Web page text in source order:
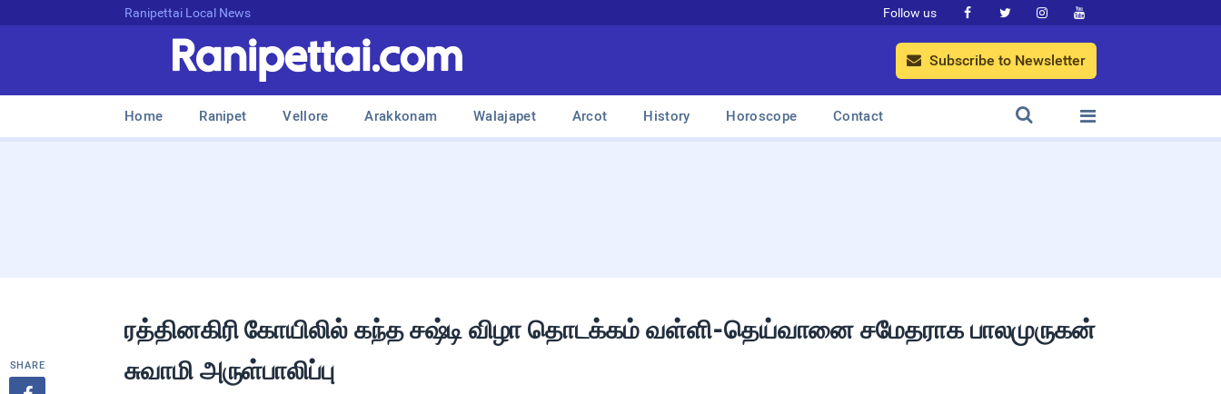
Ranipettai Local News Follow us    
 Subscribe to Newsletter
Home Ranipet Vellore Arakkonam Walajapet Arcot History Horoscope Contact 

ரத்தினகிரி கோயிலில் கந்த சஷ்டி விழா தொடக்கம் வள்ளி-தெய்வானை சமேதராக பாலமுருகன்
சுவாமி அருள்பாலிப்பு
SHARE